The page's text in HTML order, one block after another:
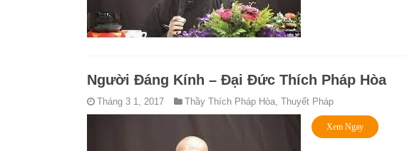
Người Đáng Kính – Đại Đức Thích Pháp Hòa
Tháng 3 1, 2017 Thầy Thích Pháp Hòa Thuyết Pháp
Xem Ngay